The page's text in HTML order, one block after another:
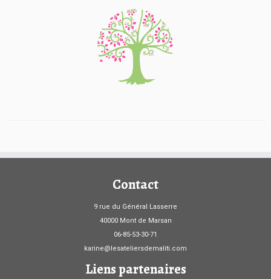
Contact
9 rue du Général Lasserre
40000 Mont de Marsan
06-85-53-30-71
karine@lesateliersdemaliti.com
Liens partenaires